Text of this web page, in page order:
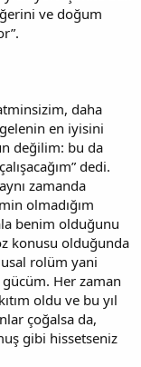
ve doğum
daha
gelenin en iyisini
değilim: bu da
dedi.
zamanda
olmadığım
benim olduğunu
konusu olduğunda
rolüm yani
Her zaman
oldu ve bu yıl
çoğalsa da,
gibi hissetseniz